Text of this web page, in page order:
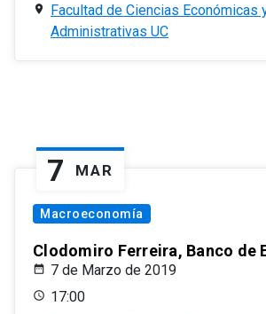
Facultad de Ciencias Económicas
Administrativas UC
7 MAR
Macroeconomía
Clodomiro Ferreira, Banco de
7 de Marzo de 2019
17:00